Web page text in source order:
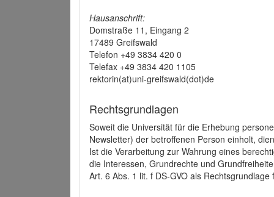
Hausanschrift:
Domstraße 11, Eingang 2
17489 Greifswald
Telefon +49 3834 420 0
Telefax +49 3834 420 1105
rektorin(at)uni-greifswald(dot)de
Rechtsgrundlagen
Soweit die Universität für die Erhebung
Newsletter) der betroffenen Person einholt,
Ist die Verarbeitung zur Wahrung eines
die Interessen, Grundrechte und
Art. 6 Abs. 1 lit. f DS-GVO als